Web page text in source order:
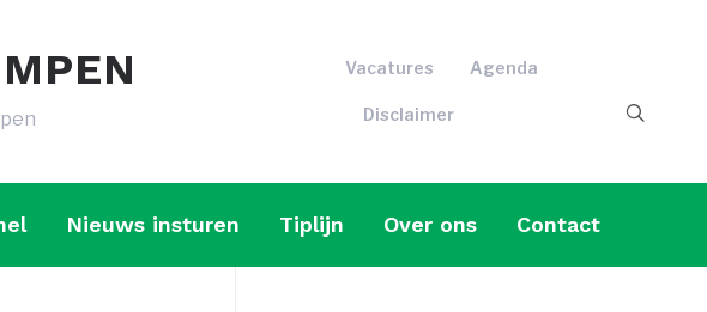
Vacatures Agenda
Disclaimer
Nieuws insturen Tiplijn Over ons Contact